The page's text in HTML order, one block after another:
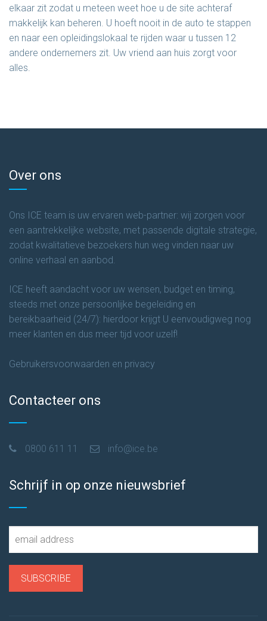
elkaar zit zodat u meteen weet hoe u de site achteraf
makkelijk kan beheren. U hoeft nooit in de auto te stappen
en naar een opleidingslokaal te rijden waar u tussen 12
andere ondernemers zit. Uw vriend aan huis zorgt voor
alles.
Over ons
Ons ICE team is uw ervaren web-partner: wij zorgen voor
een aantrekkelijke website, met passende digitale strategie,
zodat kwalitatieve bezoekers hun weg vinden naar uw
online verhaal en aanbod.
ICE heeft aandacht voor uw wensen, budget en timing,
steeds met onze persoonlijke begeleiding en
bereikbaarheid (24/7): hierdoor krijgt U eenvoudigweg nog
meer klanten en dus meer tijd voor uzelf!
Gebruikersvoorwaarden en privacy
Contacteer ons
0800 611 11 info@ice.be
Schrijf in op onze nieuwsbrief